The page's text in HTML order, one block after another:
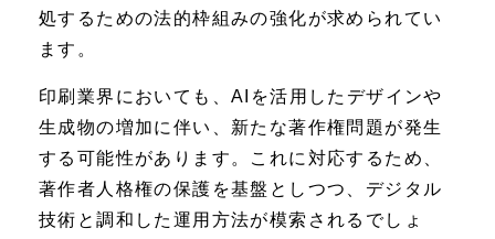
処するための法的枠組みの強化が求められてい
ます。
印刷業界においても、AIを活用したデザインや
生成物の増加に伴い、新たな著作権問題が発生
する可能性があります。これに対応するため、
著作者人格権の保護を基盤としつつ、デジタル
技術と調和した運用方法が模索されるでしょ